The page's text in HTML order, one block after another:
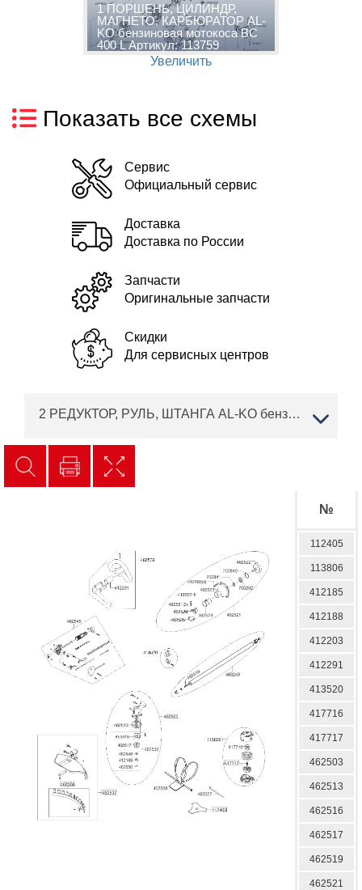
1 ПОРШЕНЬ, ЦИЛИНДР,
МАГНЕТО, КАРБЮРАТОР AL-
KO бензиновая мотокоса BC
400 L Артикул: 113759
Увеличить
Показать все схемы
Сервис
Официальный сервис
Доставка
Доставка по России
Запчасти
Оригинальные запчасти
Скидки
Для сервисных центров
2 РЕДУКТОР, РУЛЬ, ШТАНГА AL-KO бензиновая мотокоса BC 400 L Артикул: 113759
№
112405
113806
412185
412188
412203
412291
413520
417716
417717
462503
462513
462516
462517
462519
462521